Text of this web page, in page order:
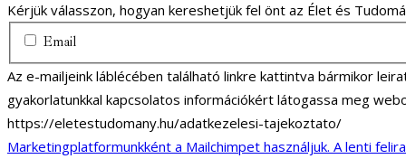
Kérjük válasszon, hogyan kereshetjük fel önt az Élet és
Email
Az e-mailjeink láblécében található linkre kattintva bármikor
gyakorlatunkkal kapcsolatos információkért látogassa meg
https://eletestudomany.hu/adatkezelesi-tajekoztato/
Marketingplatformunkként a Mailchimpet használjuk. A lenti